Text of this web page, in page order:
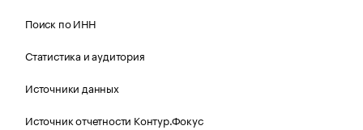
Поиск по ИНН
Статистика и аудитория
Источники данных
Источник отчетности Контур.Фокус